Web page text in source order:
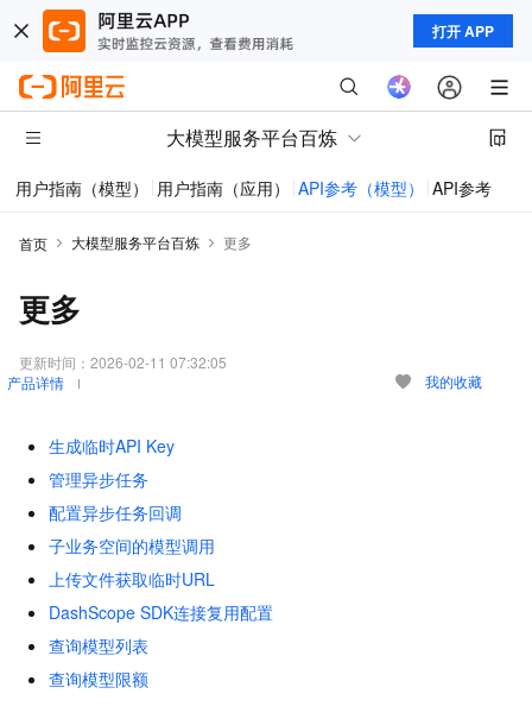
打开 APP
大模型服务平台百炼
用户指南（模型） 用户指南（应用） API参考（模型） API参考（应
首页 大模型服务平台百炼 更多
更多
更新时间： 2026-02-11 07:32:05
产品详情
我的收藏
生成临时API Key
管理异步任务
配置异步任务回调
子业务空间的模型调用
上传文件获取临时URL
DashScope SDK连接复用配置
查询模型列表
查询模型限额